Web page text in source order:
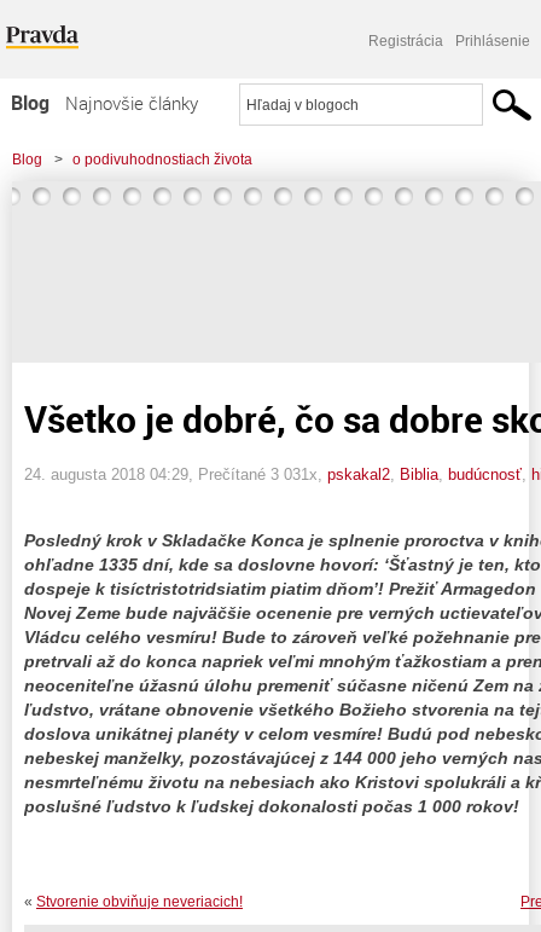
Registrácia Prihlásenie
Blog
Najnovšie články
Najčítanejšie články
Najkomentovanejšie články
Blog > o podivuhodnostiach života
> Všetko je dobré, čo sa dobre skončí! - 10
Všetko je dobré, čo sa dobre
24. augusta 2018 04:29 , Prečítané 3 031x, pskakal2 Biblia budúcnosť
Posledný krok v Skladačke Konca je splnenie proroctva v
ohľadne 1335 dní, kde sa doslovne hovorí: ‘Šťastný je ten,
dospeje k tisíctristotridsiatim piatim dňom’! Prežiť
Novej Zeme bude najväčšie ocenenie pre verných
Vládcu celého vesmíru! Bude to zároveň veľké požehnanie
pretrvali až do konca napriek veľmi mnohým ťažkostiam a
neoceniteľne úžasnú úlohu premeniť súčasne ničenú Zem na
ľudstvo, vrátane obnovenie všetkého Božieho stvorenia na
doslova unikátnej planéty v celom vesmíre! Budú pod
nebeskej manželky, pozostávajúcej z 144 000 jeho verných
nesmrteľnému životu na nebesiach ako Kristovi spolukráli a
poslušné ľudstvo k ľudskej dokonalosti počas 1 000 rokov!
« Stvorenie obviňuje neveriacich!